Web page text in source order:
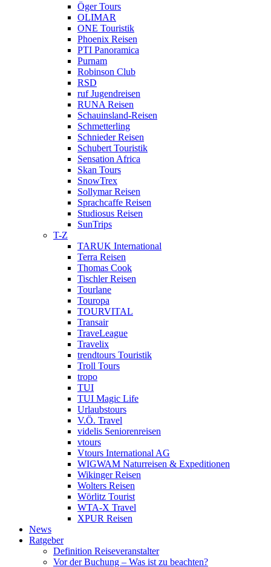
Öger Tours
OLIMAR
ONE Touristik
Phoenix Reisen
PTI Panoramica
Purnam
Robinson Club
RSD
ruf Jugendreisen
RUNA Reisen
Schauinsland-Reisen
Schmetterling
Schnieder Reisen
Schubert Touristik
Sensation Africa
Skan Tours
SnowTrex
Sollymar Reisen
Sprachcaffe Reisen
Studiosus Reisen
SunTrips
T-Z
TARUK International
Terra Reisen
Thomas Cook
Tischler Reisen
Tourlane
Touropa
TOURVITAL
Transair
TraveLeague
Travelix
trendtours Touristik
Troll Tours
tropo
TUI
TUI Magic Life
Urlaubstours
V.Ö. Travel
videlis Seniorenreisen
vtours
Vtours International AG
WIGWAM Naturreisen & Expeditionen
Wikinger Reisen
Wolters Reisen
Wörlitz Tourist
WTA-X Travel
XPUR Reisen
News
Ratgeber
Definition Reiseveranstalter
Vor der Buchung – Was ist zu beachten?